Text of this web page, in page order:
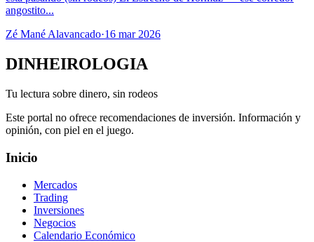
angostito...
Zé Mané Alavancado·16 mar 2026
DINHEIROLOGIA
Tu lectura sobre dinero, sin rodeos
Este portal no ofrece recomendaciones de inversión. Información y
opinión, con piel en el juego.
Inicio
Mercados
Trading
Inversiones
Negocios
Calendario Económico